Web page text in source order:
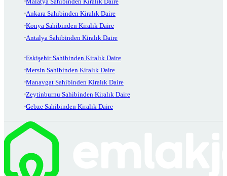
Ankara Sahibinden Kiralık Daire
Konya Sahibinden Kiralık Daire
Antalya Sahibinden Kiralık Daire
Eskişehir Sahibinden Kiralık Daire
Mersin Sahibinden Kiralık Daire
Manavgat Sahibinden Kiralık Daire
Zeytinburnu Sahibinden Kiralık Daire
Gebze Sahibinden Kiralık Daire